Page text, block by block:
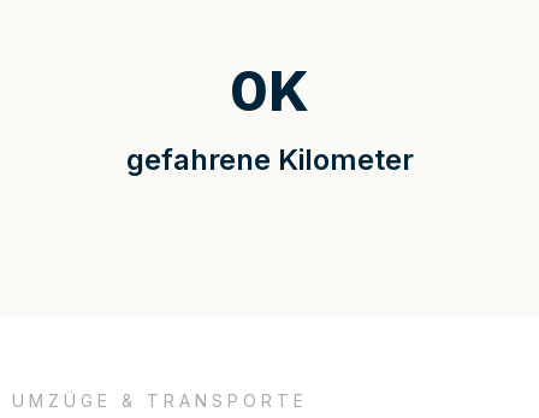
gefahrene Kilometer
0K
UMZÜGE & TRANSPORTE